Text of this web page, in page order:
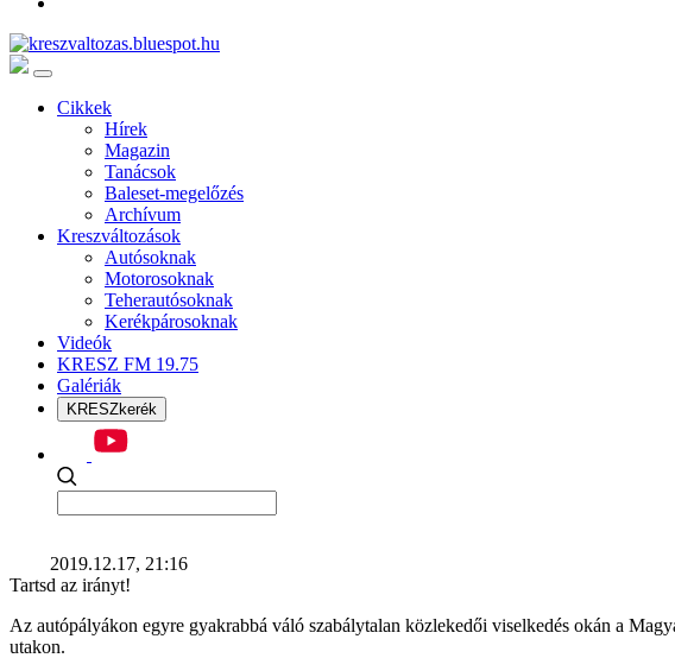
Cikkek
Hírek
Magazin
Tanácsok
Baleset-megelőzés
Archívum
Kreszváltozások
Autósoknak
Motorosoknak
Teherautósoknak
Kerékpárosoknak
Videók
KRESZ FM 19.75
Galériák
KRESZkerék
2019.12.17, 21:16
Tartsd az irányt!
Az autópályákon egyre gyakrabbá váló szabálytalan közlekedői viselkedés okán a
utakon.